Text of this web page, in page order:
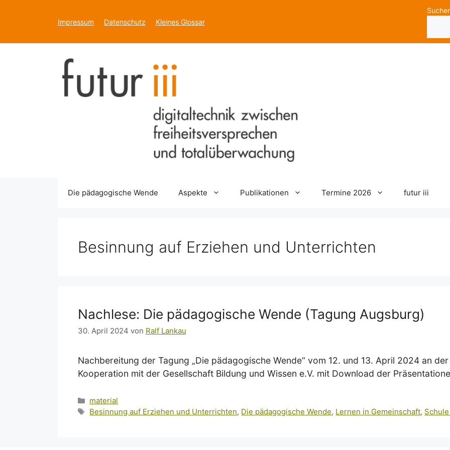
Impressum
Datenschutz Kleines Glossar
Die pädagogische Wende Aspekte Publikationen Termine 2026 futur iii
Besinnung auf Erziehen und Unterrichten
Nachlese: Die pädagogische Wende (Tagung Augsburg)
30. April 2024 von Ralf Lankau
Nachbereitung der Tagung „Die pädagogische Wende“ vom 12. und 13. April 2024 an
Kooperation mit der Gesellschaft Bildung und Wissen e.V. mit Download der
Kategorien
material
Schlagwörter
Besinnung auf Erziehen und Unterrichten, Die pädagogische Wende, Lernen in Gemeinschaft,